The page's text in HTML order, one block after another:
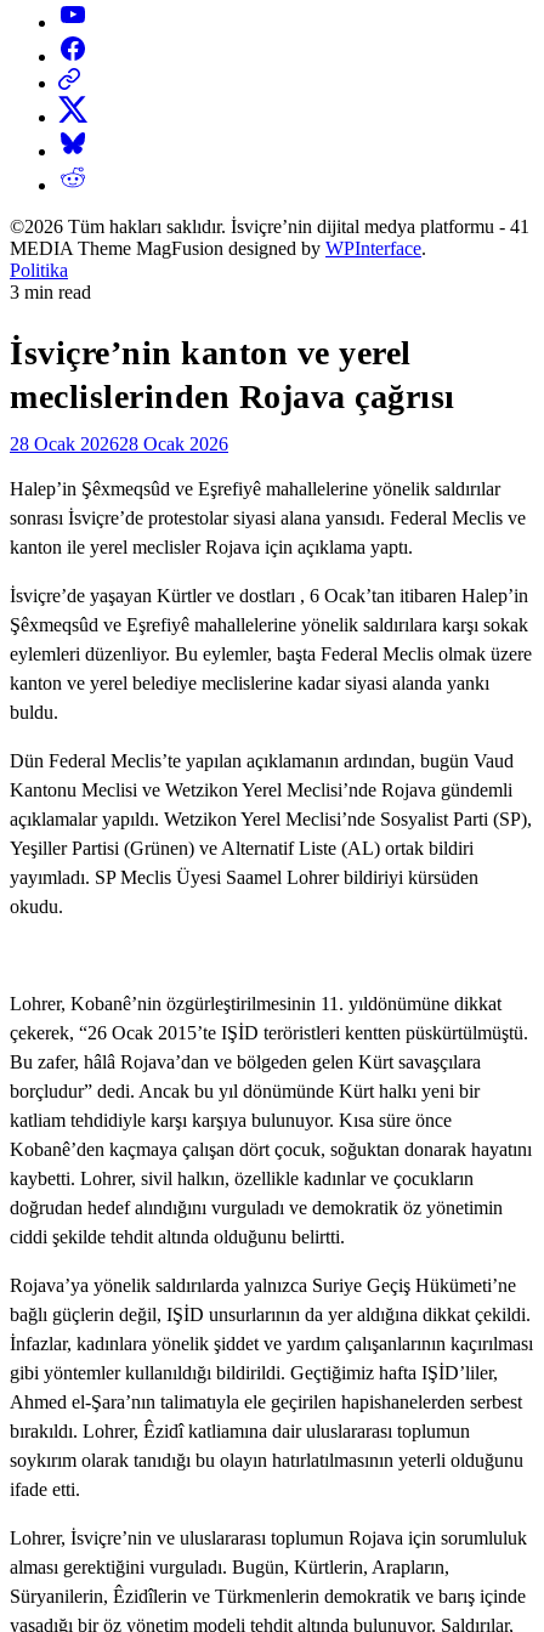
YouTube
Facebook
Threads
X
Bluesky
Reddit
©2026 Tüm hakları saklıdır. İsviçre’nin dijital medya platformu - 41
MEDIA Theme MagFusion designed by WPInterface.
Posted
in
Politika
Estimated
time
3 min read
İsviçre’nin kanton ve yerel
meclislerinden Rojava çağrısı
28 Ocak 202628 Ocak 2026
Halep’in Şêxmeqsûd ve Eşrefiyê mahallelerine yönelik saldırılar
sonrası İsviçre’de protestolar siyasi alana yansıdı. Federal Meclis ve
kanton ile yerel meclisler Rojava için açıklama yaptı.
İsviçre’de yaşayan Kürtler ve dostları , 6 Ocak’tan itibaren Halep’in
Şêxmeqsûd ve Eşrefiyê mahallelerine yönelik saldırılara karşı sokak
eylemleri düzenliyor. Bu eylemler, başta Federal Meclis olmak üzere
kanton ve yerel belediye meclislerine kadar siyasi alanda yankı
buldu.
Dün Federal Meclis’te yapılan açıklamanın ardından, bugün Vaud
Kantonu Meclisi ve Wetzikon Yerel Meclisi’nde Rojava gündemli
açıklamalar yapıldı. Wetzikon Yerel Meclisi’nde Sosyalist Parti (SP),
Yeşiller Partisi (Grünen) ve Alternatif Liste (AL) ortak bildiri
yayımladı. SP Meclis Üyesi Saamel Lohrer bildiriyi kürsüden
okudu.
Lohrer, Kobanê’nin özgürleştirilmesinin 11. yıldönümüne dikkat
çekerek, “26 Ocak 2015’te IŞİD teröristleri kentten püskürtülmüştü.
Bu zafer, hâlâ Rojava’dan ve bölgeden gelen Kürt savaşçılara
borçludur” dedi. Ancak bu yıl dönümünde Kürt halkı yeni bir
katliam tehdidiyle karşı karşıya bulunuyor. Kısa süre önce
Kobanê’den kaçmaya çalışan dört çocuk, soğuktan donarak hayatını
kaybetti. Lohrer, sivil halkın, özellikle kadınlar ve çocukların
doğrudan hedef alındığını vurguladı ve demokratik öz yönetimin
ciddi şekilde tehdit altında olduğunu belirtti.
Rojava’ya yönelik saldırılarda yalnızca Suriye Geçiş Hükümeti’ne
bağlı güçlerin değil, IŞİD unsurlarının da yer aldığına dikkat çekildi.
İnfazlar, kadınlara yönelik şiddet ve yardım çalışanlarının kaçırılması
gibi yöntemler kullanıldığı bildirildi. Geçtiğimiz hafta IŞİD’liler,
Ahmed el-Şara’nın talimatıyla ele geçirilen hapishanelerden serbest
bırakıldı. Lohrer, Êzidî katliamına dair uluslararası toplumun
soykırım olarak tanıdığı bu olayın hatırlatılmasının yeterli olduğunu
ifade etti.
Lohrer, İsviçre’nin ve uluslararası toplumun Rojava için sorumluluk
alması gerektiğini vurguladı. Bugün, Kürtlerin, Arapların,
Süryanilerin, Êzidîlerin ve Türkmenlerin demokratik ve barış içinde
yaşadığı bir öz yönetim modeli tehdit altında bulunuyor. Saldırılar,